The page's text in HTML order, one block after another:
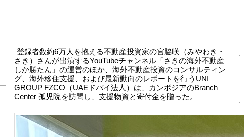
登録者数約6万人を抱える不動産投資家の宮脇咲（みやわき・
さき）さんが出演するYouTubeチャンネル「さきの海外不動産
しか勝たん」の運営のほか、海外不動産投資のコンサルティン
グ、海外移住支援、および最新動向のレポートを行うUNI
GROUP FZCO（UAEドバイ法人）は、カンボジアのBranch
Center 孤児院を訪問し、支援物資と寄付金を贈った。